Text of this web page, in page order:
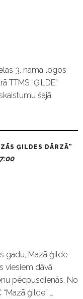
3. nama logos
TTMS “ĢILDE”
šajā
ĢILDES DĀRZĀ”
gadu, Mazā ģilde
viesiem dāvā
pēcpusdienās. No
ģilde” …